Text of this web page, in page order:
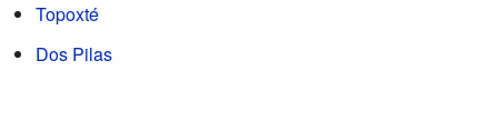
Topoxté
Dos Pilas